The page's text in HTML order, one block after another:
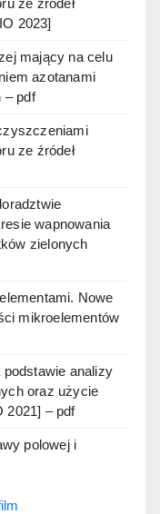
2023]
mający na celu
azotanami
– pdf
ze źródeł
wapnowania
zielonych
Nowe
mikroelementów
analizy
oraz użycie
2021] – pdf
polowej i